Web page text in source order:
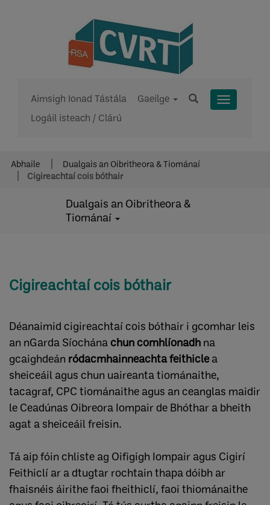
Aimsigh Ionad Tástála
Gaeilge
Logáil isteach / Clárú
Toggle
Abhaile
Dualgais an Oibritheora & Tiománaí
Cigireachtaí cois bóthair
Dualgais an Oibritheora &
Tiománaí
Cigireachtaí cois bóthair
Déanaimid cigireachtaí cois bóthair i gcomhar leis
an nGarda Síochánachun comhlíonadh na
gcaighdeán ródacmhainneachta feithiclea
sheiceáil agus chun uaireanta tiománaithe,
tacagraf, CPC tiománaithe agus an ceanglas maidir
le Ceadúnas Oibreora Iompair de Bhóthar a bheith
agat a sheiceáil freisin.
Tá aip fóin chliste ag Oifigigh Iompair agus Cigirí
Feithiclí ar a dtugtar rochtain thapa dóibh ar
fhaisnéis áirithe faoi fheithiclí, faoi thiománaithe